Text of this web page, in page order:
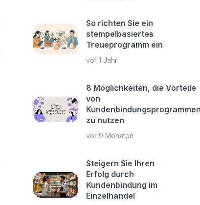
So richten Sie ein
stempelbasiertes
Treueprogramm ein
vor 1 Jahr
8 Möglichkeiten, die Vorteile
von
zu nutzen
vor 9 Monaten
Steigern Sie Ihren
Erfolg durch
Kundenbindung im
Einzelhandel